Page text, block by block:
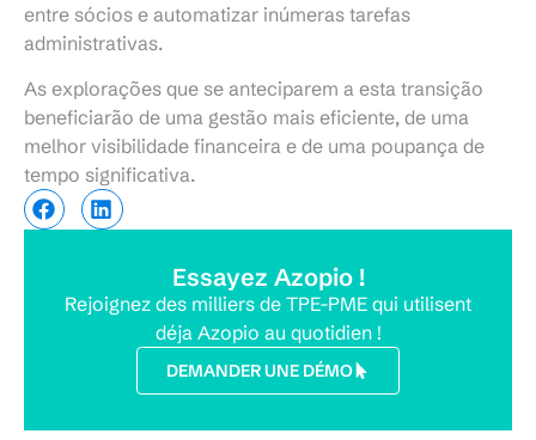
entre sócios e automatizar inúmeras tarefas
administrativas.
As explorações que se anteciparem a esta transição
beneficiarão de uma gestão mais eficiente, de uma
melhor visibilidade financeira e de uma poupança de
tempo significativa.
Essayez Azopio !
Rejoignez des milliers de TPE-PME qui utilisent
déja Azopio au quotidien !
DEMANDER UNE DÉMO